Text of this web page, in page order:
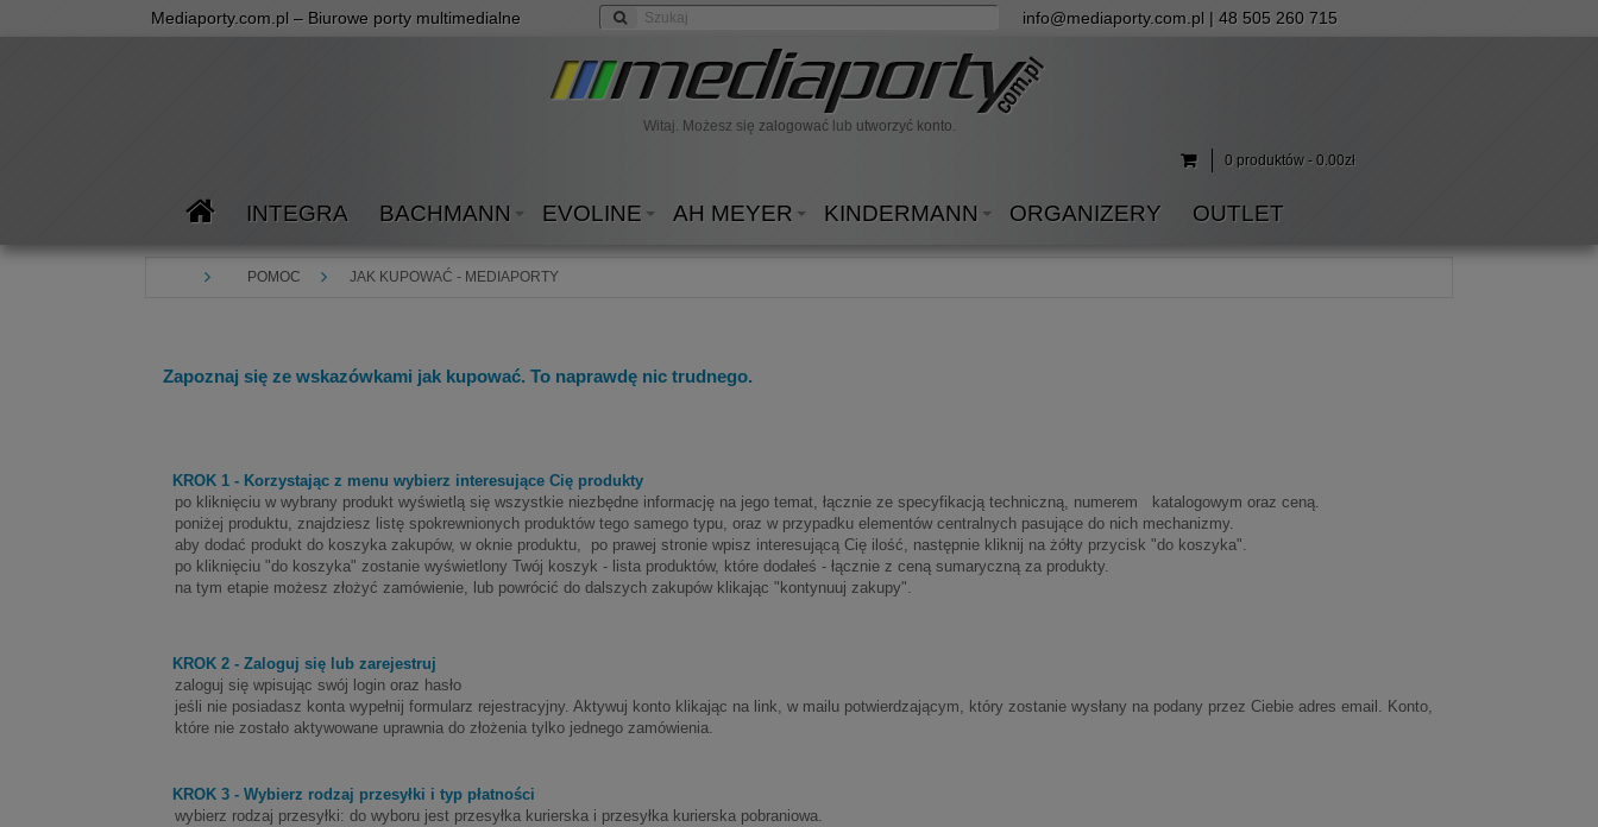
Mediaporty.com.pl – Biurowe porty multimedialne info@mediaporty.com.pl | 48 505 260 715
Witaj. Możesz się zalogowaćlub utworzyć konto.
0 produktów - 0.00zł
INTEGRA BACHMANN EVOLINE AH MEYER KINDERMANN ORGANIZERY OUTLET
POMOC JAK KUPOWAĆ - MEDIAPORTY
Zapoznaj się ze wskazówkami jak kupować. To naprawdę nic trudnego.
KROK 1 - Korzystając z menu wybierz interesujące Cię produkty
po kliknięciu w wybrany produkt wyświetlą się wszystkie niezbędne informację na jego temat, łącznie ze specyfikacją techniczną, numerem katalogowym oraz ceną.
poniżej produktu, znajdziesz listę spokrewnionych produktów tego samego typu, oraz w przypadku elementów centralnych pasujące do nich mechanizmy.
aby dodać produkt do koszyka zakupów, w oknie produktu, po prawej stronie wpisz interesującą Cię ilość, następnie kliknij na żółty przycisk "do koszyka".
po kliknięciu "do koszyka" zostanie wyświetlony Twój koszyk - lista produktów, które dodałeś - łącznie z ceną sumaryczną za produkty.
na tym etapie możesz złożyć zamówienie, lub powrócić do dalszych zakupów klikając "kontynuuj zakupy".
KROK 2 - Zaloguj się lub zarejestruj
zaloguj się wpisując swój login oraz hasło
jeśli nie posiadasz konta wypełnij formularz rejestracyjny. Aktywuj konto klikając na link, w mailu potwierdzającym, który zostanie wysłany na podany przez Ciebie adres email. Konto,
które nie zostało aktywowane uprawnia do złożenia tylko jednego zamówienia.
KROK 3 - Wybierz rodzaj przesyłki i typ płatności
wybierz rodzaj przesyłki: do wyboru jest przesyłka kurierska i przesyłka kurierska pobraniowa.